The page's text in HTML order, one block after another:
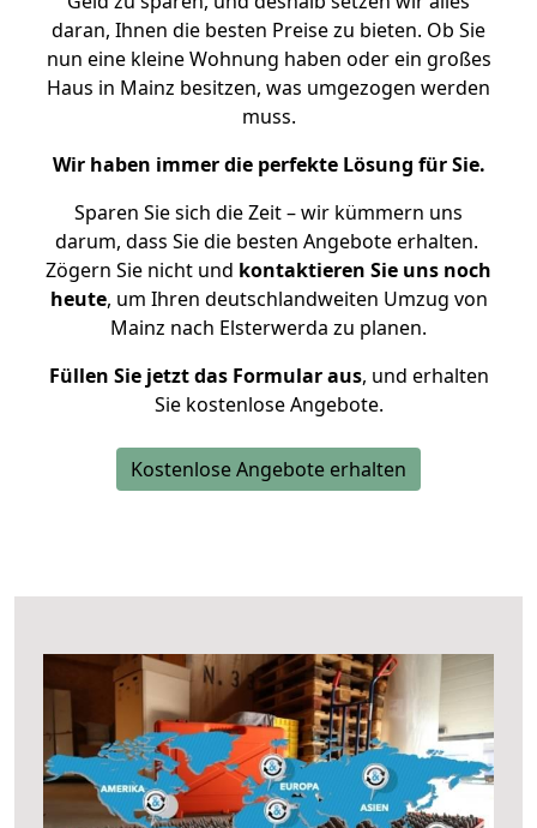
daran, Ihnen die besten Preise zu bieten. Ob Sie
nun eine kleine Wohnung haben oder ein großes
Haus in Mainz besitzen, was umgezogen werden
muss.
Wir haben immer die perfekte Lösung für Sie.
Sparen Sie sich die Zeit – wir kümmern uns
darum, dass Sie die besten Angebote erhalten.
Zögern Sie nicht und kontaktieren Sie uns noch
heute, um Ihren deutschlandweiten Umzug von
Mainz nach Elsterwerda zu planen.
Füllen Sie jetzt das Formular aus, und erhalten
Sie kostenlose Angebote.
Kostenlose Angebote erhalten